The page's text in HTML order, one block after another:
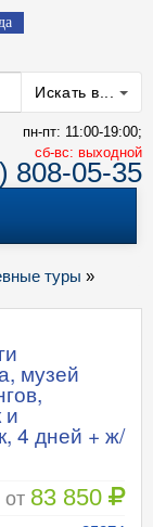
Искать в...
пн-пт: 11:00-19:00;
cб-вс: выходной
808-05-35
туры »
музей
и
4 дней + ж/
от 83 850